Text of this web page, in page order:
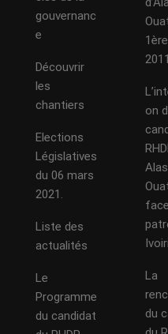
gouvernanc
e
Découvrir
les
chantiers
Elections
Législatives
du 06 mars
2021.
Liste des
actualités
Le
Programme
du candidat
on
La
du